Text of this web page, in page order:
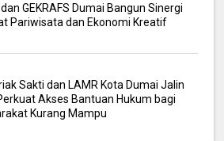
dan GEKRAFS Dumai Bangun Sinergi
Pariwisata dan Ekonomi Kreatif
Sakti dan LAMR Kota Dumai Jalin
Akses Bantuan Hukum bagi
Kurang Mampu